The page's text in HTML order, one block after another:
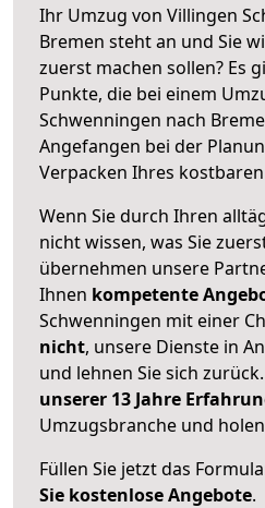
Ihr Umzug von Villingen
Bremen steht an und Sie
zuerst machen sollen? Es
Punkte, die bei einem
Schwenningen nach
Angefangen bei der
Verpacken Ihres
Wenn Sie durch Ihren
nicht wissen, was Sie
übernehmen unsere
Ihnen kompetente
Schwenningen mit einer
nicht, unsere Dienste in
und lehnen Sie sich zurück.
unserer 13 Jahre
Umzugsbranche und
Füllen Sie jetzt das
Sie kostenlose Angebote.